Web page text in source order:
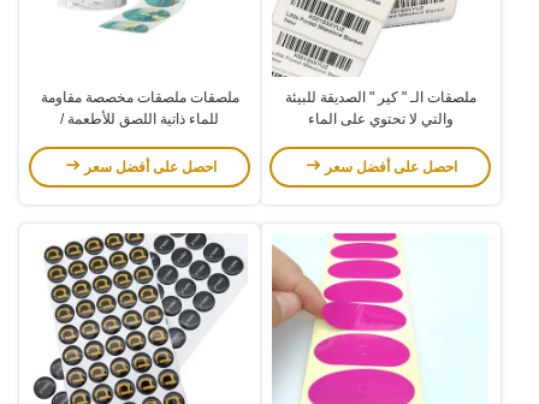
ملصقات الـ " كير " الصديقة للبيئة
والتي لا تحتوي على الماء
احصل على أفضل سعر
ملصقات ملصقات مخصصة مقاومة
للماء ذاتية اللصق للأطعمة /
احصل على أفضل سعر